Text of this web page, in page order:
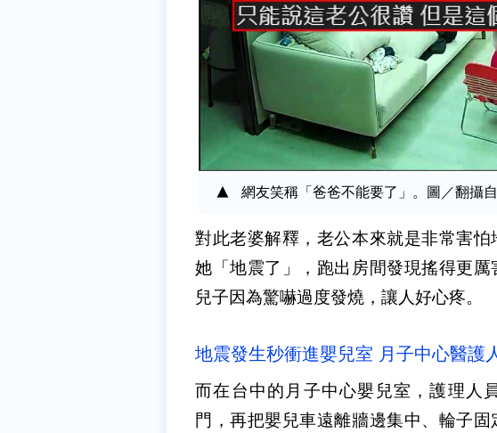
網友笑稱「爸爸不能要了」。圖／翻攝
對此老婆解釋，老公本來就是非常害
她「地震了」，跑出房間發現搖得更
兒子因為驚嚇過度發燒，讓人好心疼。
地震發生秒衝進嬰兒室 月子中心醫護
而在台中的月子中心嬰兒室，護理人
門，再把嬰兒車遠離牆邊集中、輪子